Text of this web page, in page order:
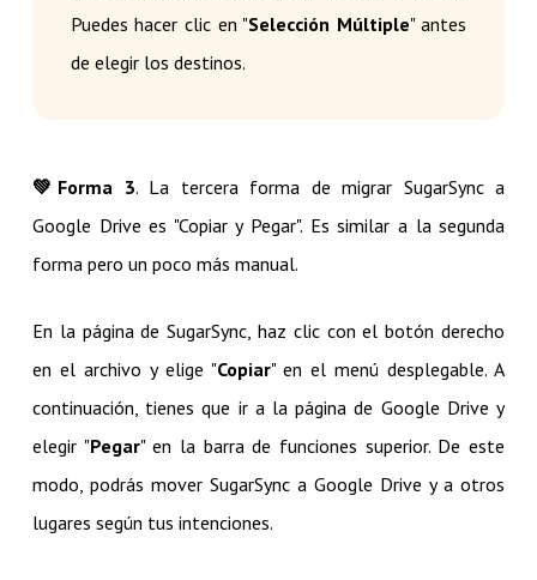
Puedes hacer clic en "Selección Múltiple" antes
de elegir los destinos.
💚​Forma 3. La tercera forma de migrar SugarSync a
Google Drive es "Copiar y Pegar". Es similar a la segunda
forma pero un poco más manual.
En la página de SugarSync, haz clic con el botón derecho
en el archivo y elige "Copiar" en el menú desplegable. A
continuación, tienes que ir a la página de Google Drive y
elegir "Pegar" en la barra de funciones superior. De este
modo, podrás mover SugarSync a Google Drive y a otros
lugares según tus intenciones.